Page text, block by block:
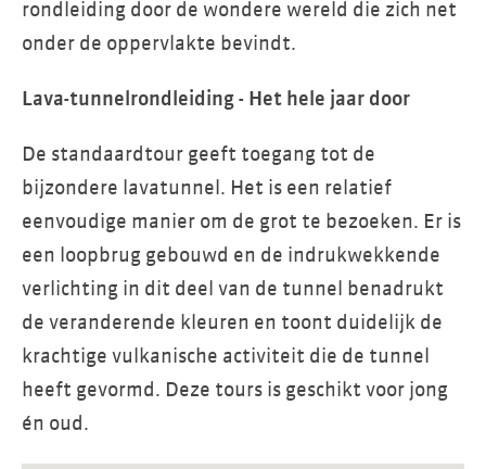
rondleiding door de wondere wereld die zich net
onder de oppervlakte bevindt.
Lava-tunnelrondleiding - Het hele jaar door
De standaardtour geeft toegang tot de
bijzondere lavatunnel. Het is een relatief
eenvoudige manier om de grot te bezoeken. Er is
een loopbrug gebouwd en de indrukwekkende
verlichting in dit deel van de tunnel benadrukt
de veranderende kleuren en toont duidelijk de
krachtige vulkanische activiteit die de tunnel
heeft gevormd. Deze tours is geschikt voor jong
én oud.